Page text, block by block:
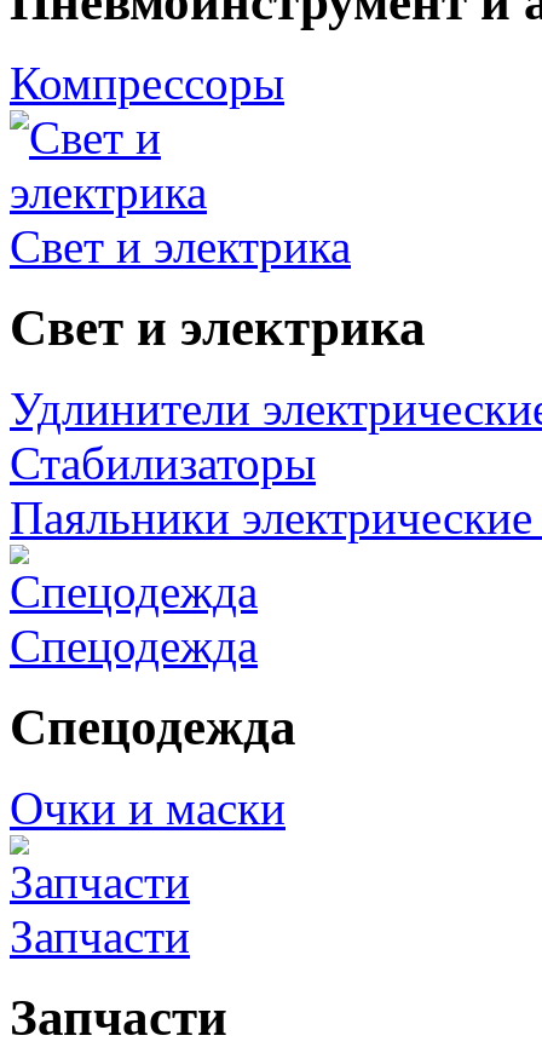
Компрессоры
Свет и электрика
Свет и электрика
Удлинители
Стабилизаторы
Паяльники
Спецодежда
Спецодежда
Очки и маски
Запчасти
Запчасти